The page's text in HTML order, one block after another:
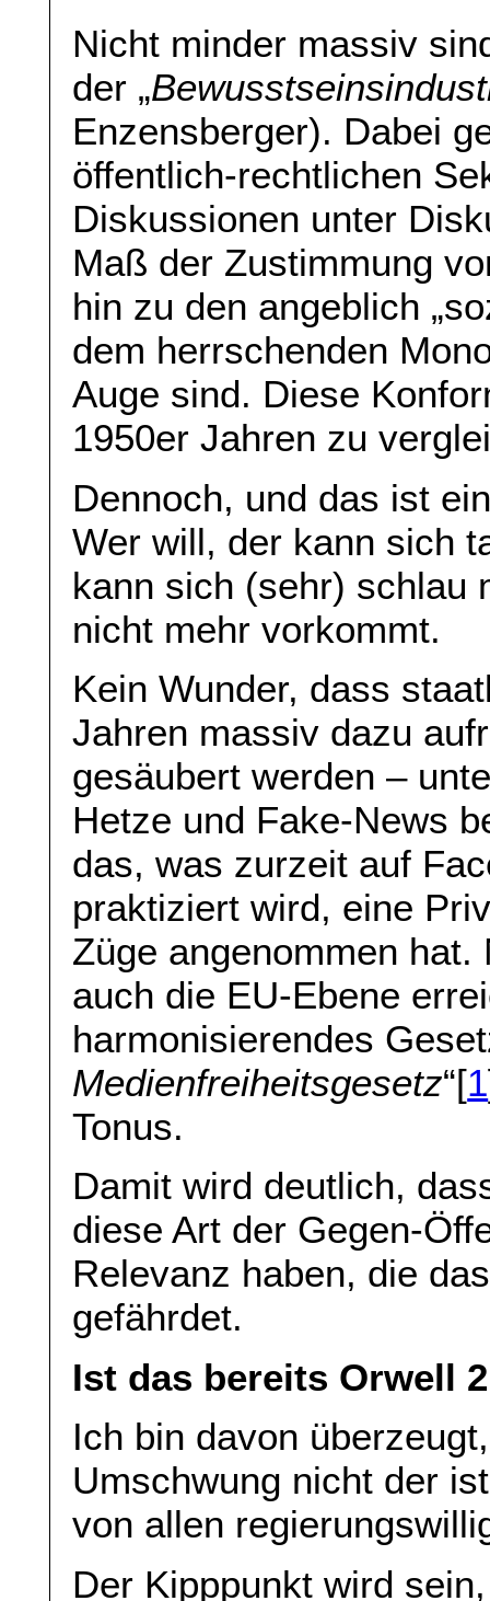
Nicht minder massiv
der „
Enzensberger). Dabei
öffentlich-rechtlichen
Diskussionen unter
Maß der Zustimmung
hin zu den angeblich
dem herrschenden
Auge sind. Diese
1950er Jahren zu
Dennoch, und das ist
Wer will, der kann sich
kann sich (sehr) schlau
nicht mehr vorkommt.
Kein Wunder, dass
Jahren massiv dazu
gesäubert werden –
Hetze und Fake-News
das, was zurzeit auf
praktiziert wird, eine
Züge angenommen
auch die EU-Ebene
harmonisierendes
Medienfreiheitsgesetz“[1
Tonus.
Damit wird deutlich,
diese Art der Gegen-
Relevanz haben, die
gefährdet.
Ist das bereits Orwell
Ich bin davon
Umschwung nicht der
von allen
Der Kipppunkt wird